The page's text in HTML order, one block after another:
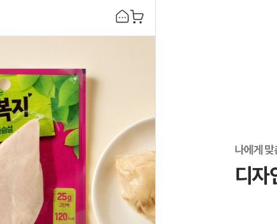
나에게 맞
디자